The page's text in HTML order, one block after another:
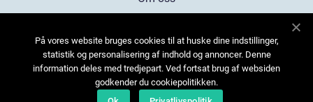
Kontakta oss
Sitemap
På vores website bruges cookies til at huske dine indstillinger,
statistik og personalisering af indhold og annoncer. Denne
information deles med tredjepart. Ved fortsat brug af websiden
godkender du cookiepolitikken.